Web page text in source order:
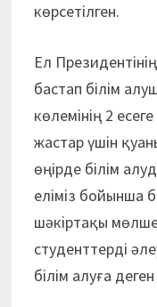
көрсетілген.
Ел
бастап білім
көлемінің 2
жастар үшін
өңірде білім
еліміз бойынша
шәкіртақы
студенттерді
білім алуға